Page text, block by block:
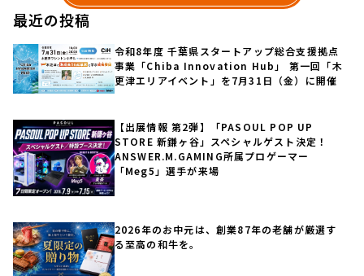
最近の投稿
令和8年度 千葉県スタートアップ総合支援拠点
事業「Chiba Innovation Hub」 第一回「木
更津エリアイベント」を7月31日（金）に開催
【出展情報 第2弾】「PASOUL POP UP
STORE 新鎌ヶ谷」スペシャルゲスト決定！
ANSWER.M.GAMING所属プロゲーマー
「Meg5」選手が来場
2026年のお中元は、創業87年の老舗が厳選す
る至高の和牛を。